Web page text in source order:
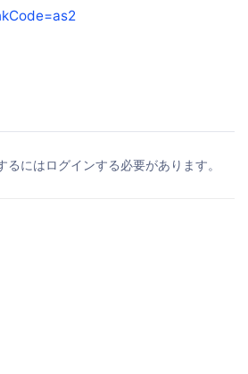
るにはログインする必要があります。